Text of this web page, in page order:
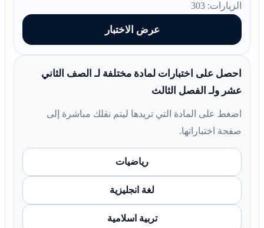
الزيارات: 303
عرض الاختبار
احصل على اختبارات لمادة مختلفة لـ الصف الثاني
عشر ولـ الفصل الثالث
اضغط على المادة التي تريدها ليتم نقلك مباشرة إلى
صفحة اختباراتها.
رياضيات
لغة انجليزية
تربية اسلامية